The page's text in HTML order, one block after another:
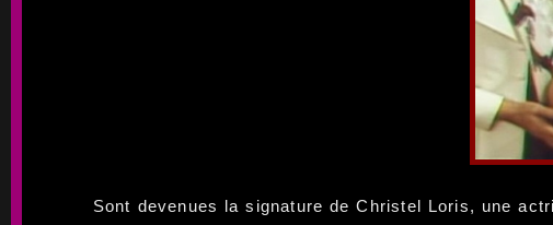
Sont devenues la signature de Christel Loris, une